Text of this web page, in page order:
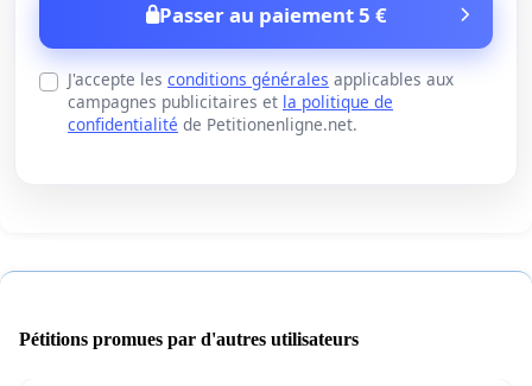
Passer au paiement 5 €
J'accepte les conditions générales applicables aux
campagnes publicitaires et la politique de
confidentialité de Petitionenligne.net.
Pétitions promues par d'autres utilisateurs